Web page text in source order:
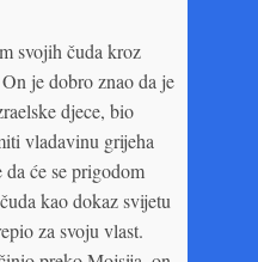
svojih čuda kroz
je dobro znao da je
djece, bio
vladavinu grijeha
će se prigodom
kao dokaz svijetu
za svoju vlast.